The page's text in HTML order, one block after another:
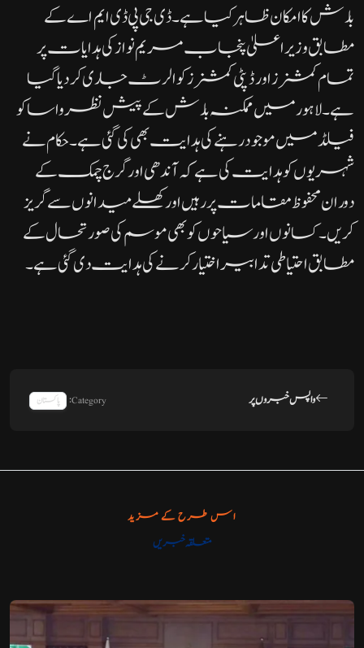
بارش کا امکان ظاہر کیا ہے۔ڈی جی پی ڈی ایم اے کے
مطابق وزیراعلیٰ پنجاب مریم نواز کی ہدایات پر
تمام کمشنرز اور ڈپٹی کمشنرز کو الرٹ جاری کر دیا گیا
ہے۔ لاہور میں ممکنہ بارش کے پیش نظر واسا کو
فیلڈ میں موجود رہنے کی ہدایت بھی کی گئی ہے۔حکام نے
شہریوں کو ہدایت کی ہے کہ آندھی اور گرج چمک کے
دوران محفوظ مقامات پر رہیں اور کھلے میدانوں سے گریز
کریں۔ کسانوں اور سیاحوں کو بھی موسم کی صورتحال کے
مطابق احتیاطی تدابیر اختیار کرنے کی ہدایت دی گئی ہے۔
واپس خبروں پر Category: پاکستان
اس طرح کے مزید
متعلقہ خبریں